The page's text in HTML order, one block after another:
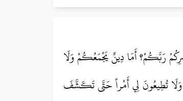
رَبَّكُمْ؟ أَمَا دِينٌ يَجْمَعُكُمْ وَلَا
وَلَا تُطِيعُونَ لِي أَمْراً حَتَّى تَكَشَّفَ